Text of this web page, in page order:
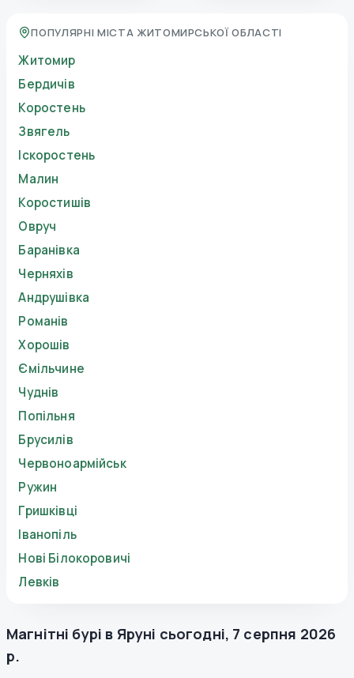
ПОПУЛЯРНІ МІСТА ЖИТОМИРСЬКОЇ ОБЛАСТІ
Житомир
Бердичів
Коростень
Звягель
Іскоростень
Малин
Коростишів
Овруч
Баранівка
Черняхів
Андрушівка
Романів
Хорошів
Ємільчине
Чуднів
Попільня
Брусилів
Червоноармійськ
Ружин
Гришківці
Іванопіль
Нові Білокоровичі
Левків
Магнітні бурі в Яруні сьогодні, 7 серпня 2026
р.